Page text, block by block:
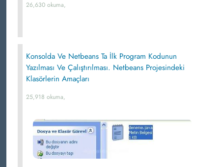
26,630 okuma,
Konsolda Ve Netbeans Ta İlk Program Kodunun
Yazılması Ve Çalıştırılması. Netbeans Projesindeki
Klasörlerin Amaçları
25,918 okuma,